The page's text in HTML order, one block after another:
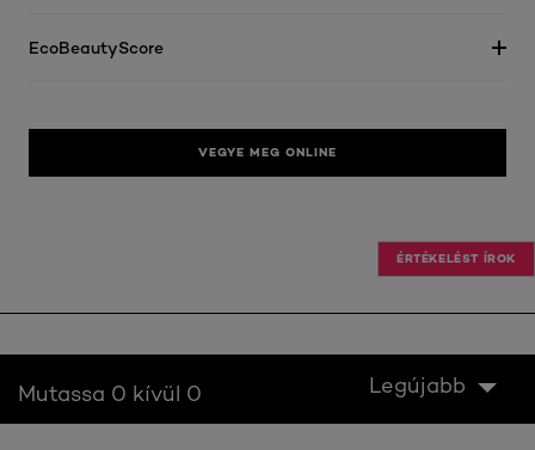
EcoBeautyScore
VEGYE MEG ONLINE
ÉRTÉKELÉST ÍROK
Mutassa 0 kívül 0 Legújabb